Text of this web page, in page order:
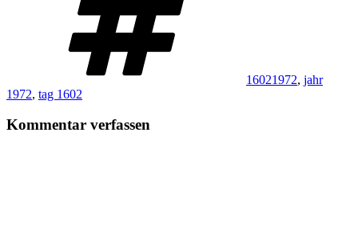
16021972, jahr
1972, tag 1602
Kommentar verfassen